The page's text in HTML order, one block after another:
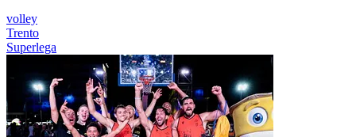
volley
Trento
Superlega